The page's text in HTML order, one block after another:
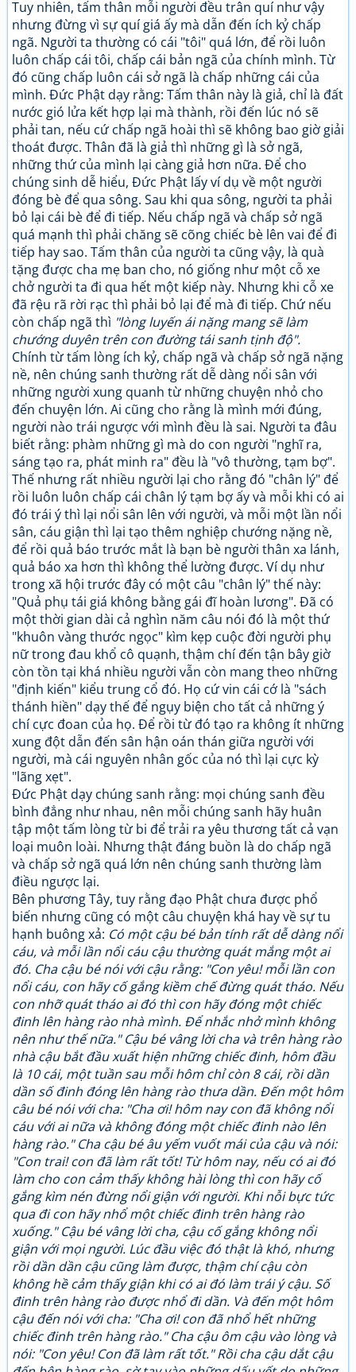
Tuy nhiên, tấm thân mỗi người đều trân quí như vậy
nhưng đừng vì sự quí giá ấy mà dẫn đến ích kỷ chấp
ngã. Người ta thường có cái "tôi" quá lớn, để rồi luôn
luôn chấp cái tôi, chấp cái bản ngã của chính mình. Từ
đó cũng chấp luôn cái sở ngã là chấp những cái của
mình. Đức Phật dạy rằng: Tấm thân này là giả, chỉ là đất
nước gió lửa kết hợp lại mà thành, rồi đến lúc nó sẽ
phải tan, nếu cứ chấp ngã hoài thì sẽ không bao giờ giải
thoát được. Thân đã là giả thì những gì là sở ngã,
những thứ của mình lại càng giả hơn nữa. Để cho
chúng sinh dễ hiểu, Đức Phật lấy ví dụ về một người
đóng bè để qua sông. Sau khi qua sông, người ta phải
bỏ lại cái bè để đi tiếp. Nếu chấp ngã và chấp sở ngã
quá mạnh thì phải chăng sẽ cõng chiếc bè lên vai để đi
tiếp hay sao. Tấm thân của người ta cũng vậy, là quà
tặng được cha mẹ ban cho, nó giống như một cỗ xe
chở người ta đi qua hết một kiếp này. Nhưng khi cỗ xe
đã rệu rã rời rạc thì phải bỏ lại để mà đi tiếp. Chứ nếu
còn chấp ngã thì "lòng luyến ái nặng mang sẽ làm
chướng duyên trên con đường tái sanh tịnh độ".
Chính từ tấm lòng ích kỷ, chấp ngã và chấp sở ngã nặng
nề, nên chúng sanh thường rất dễ dàng nổi sân với
những người xung quanh từ những chuyện nhỏ cho
đến chuyện lớn. Ai cũng cho rằng là mình mới đúng,
người nào trái ngược với mình đều là sai. Người ta đâu
biết rằng: phàm những gì mà do con người "nghĩ ra,
sáng tạo ra, phát minh ra" đều là "vô thường, tạm bợ".
Thế nhưng rất nhiều người lại cho rằng đó "chân lý" để
rồi luôn luôn chấp cái chân lý tạm bợ ấy và mỗi khi có ai
đó trái ý thì lại nổi sân lên với người, và mỗi một lần nổi
sân, cáu giận thì lại tạo thêm nghiệp chướng nặng nề,
để rồi quả báo trước mắt là bạn bè người thân xa lánh,
quả báo xa hơn thì không thể lường được. Ví dụ như
trong xã hội trước đây có một câu "chân lý" thế này:
"Quả phụ tái giá không bằng gái đĩ hoàn lương". Đã có
một thời gian dài cả nghìn năm câu nói đó là một thứ
"khuôn vàng thước ngọc" kìm kẹp cuộc đời người phụ
nữ trong đau khổ cô quạnh, thậm chí đến tận bây giờ
còn tồn tại khá nhiều người vẫn còn mang theo những
"định kiến" kiểu trung cổ đó. Họ cứ vin cái cớ là "sách
thánh hiền" dạy thế để ngụy biện cho tất cả những ý
chí cực đoan của họ. Để rồi từ đó tạo ra không ít những
xung đột dẫn đến sân hận oán thán giữa người với
người, mà cái nguyên nhân gốc của nó thì lại cực kỳ
"lãng xẹt".
Đức Phật dạy chúng sanh rằng: mọi chúng sanh đều
bình đẳng như nhau, nên mỗi chúng sanh hãy huân
tập một tấm lòng từ bi để trải ra yêu thương tất cả vạn
loại muôn loài. Nhưng thật đáng buồn là do chấp ngã
và chấp sở ngã quá lớn nên chúng sanh thường làm
điều ngược lại.
Bên phương Tây, tuy rằng đạo Phật chưa được phổ
biến nhưng cũng có một câu chuyện khá hay về sự tu
hạnh buông xả: Có một cậu bé bản tính rất dễ dàng nổi
cáu, và mỗi lần nổi cáu cậu thường quát mắng một ai
đó. Cha cậu bé nói với cậu rằng: "Con yêu! mỗi lần con
nổi cáu, con hãy cố gắng kiềm chế đừng quát tháo. Nếu
con nhỡ quát tháo ai đó thì con hãy đóng một chiếc
đinh lên hàng rào nhà mình. Để nhắc nhở mình không
nên như thế nữa." Cậu bé vâng lời cha và trên hàng rào
nhà cậu bắt đầu xuất hiện những chiếc đinh, hôm đầu
là 10 cái, một tuần sau mỗi hôm chỉ còn 8 cái, rồi dần
dần số đinh đóng lên hàng rào thưa dần. Đến một hôm
câu bé nói với cha: "Cha ơi! hôm nay con đã không nổi
cáu với ai nữa và không đóng một chiếc đinh nào lên
hàng rào." Cha cậu bé âu yếm vuốt mái của cậu và nói:
"Con trai! con đã làm rất tốt! Từ hôm nay, nếu có ai đó
làm cho con cảm thấy không hài lòng thì con hãy cố
gắng kìm nén đừng nổi giận với người. Khi nỗi bực tức
qua đi con hãy nhổ một chiếc đinh trên hàng rào
xuống." Cậu bé vâng lời cha, cậu cố gắng không nổi
giận với mọi người. Lúc đầu việc đó thật là khó, nhưng
rồi dần dần cậu cũng làm được, thậm chí cậu còn
không hề cảm thấy giận khi có ai đó làm trái ý cậu. Số
đinh trên hàng rào được nhổ đi dần. Và đến một hôm
cậu đến nói với cha: "Cha ơi! con đã nhổ hết những
chiếc đinh trên hàng rào." Cha cậu ôm cậu vào lòng và
nói: "Con yêu! Con đã làm rất tốt." Rồi cha cậu dắt cậu